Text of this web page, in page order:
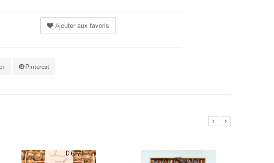
Ajouter aux favoris
Pinterest